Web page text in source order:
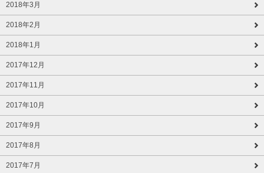
2018年3月
2018年2月
2018年1月
2017年12月
2017年11月
2017年10月
2017年9月
2017年8月
2017年7月